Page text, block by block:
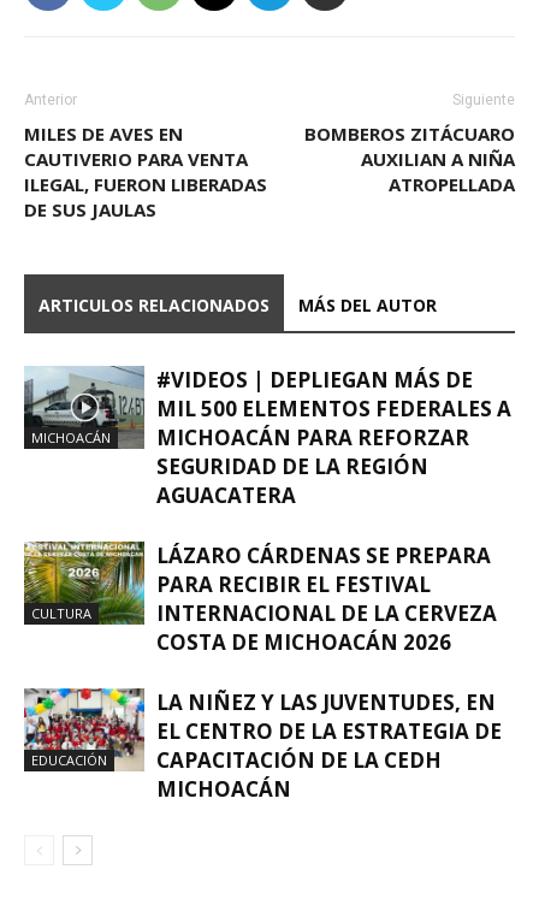
Anterior
MILES DE AVES EN
CAUTIVERIO PARA VENTA
ILEGAL, FUERON LIBERADAS
DE SUS JAULAS
Siguiente
BOMBEROS ZITÁCUARO
AUXILIAN A NIÑA
ATROPELLADA
ARTICULOS RELACIONADOS MÁS DEL AUTOR
MICHOACÁN
#VIDEOS | DEPLIEGAN MÁS DE
MIL 500 ELEMENTOS FEDERALES A
MICHOACÁN PARA REFORZAR
SEGURIDAD DE LA REGIÓN
AGUACATERA
CULTURA
LÁZARO CÁRDENAS SE PREPARA
PARA RECIBIR EL FESTIVAL
INTERNACIONAL DE LA CERVEZA
COSTA DE MICHOACÁN 2026
EDUCACIÓN
LA NIÑEZ Y LAS JUVENTUDES, EN
EL CENTRO DE LA ESTRATEGIA DE
CAPACITACIÓN DE LA CEDH
MICHOACÁN